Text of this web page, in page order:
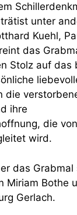
unter
Kuehl,
das
Stolz auf das
die
ihre
die
wird.
das Grabmal
Miriam Bothe
Gerlach.